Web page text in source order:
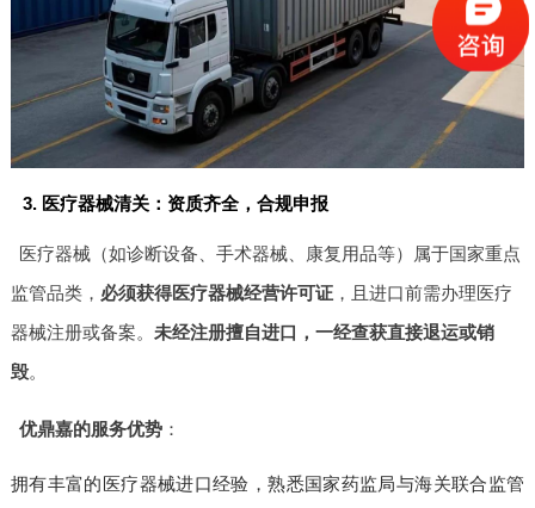
3. 医疗器械清关：资质齐全，合规申报
医疗器械（如诊断设备、手术器械、康复用品等）属于国家重点
监管品类， 必须获得医疗器械经营许可证，且进口前需办理医疗
器械注册或备案。 未经注册擅自进口，一经查获直接退运或销
毁。
优鼎嘉的服务优势 ：
拥有丰富的医疗器械进口经验，熟悉国家药监局与海关联合监管